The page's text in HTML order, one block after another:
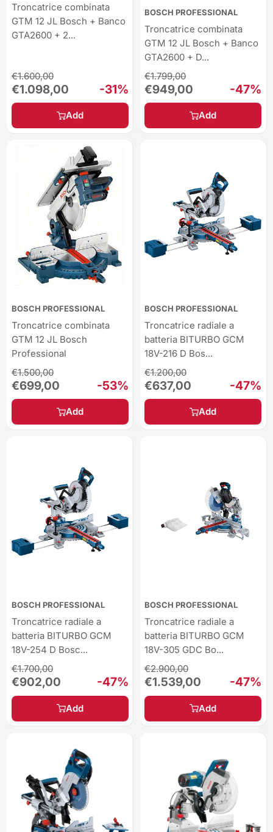
Troncatrice combinata
GTM 12 JL Bosch + Banco
GTA2600 + 2...
Sale
price
€1.098,00
Regular
price
€1.600,00
-31%
Add
BOSCH PROFESSIONAL
Troncatrice combinata
GTM 12 JL Bosch + Banco
GTA2600 + D...
Sale
price
€949,00
Regular
price
€1.799,00
-47%
Add
BOSCH PROFESSIONAL
Troncatrice combinata
GTM 12 JL Bosch
Professional
Sale
price
€699,00
Regular
price
€1.500,00
-53%
Add
BOSCH PROFESSIONAL
Troncatrice radiale a
batteria BITURBO GCM
18V-216 D Bos...
Sale
price
€637,00
Regular
price
€1.200,00
-47%
Add
BOSCH PROFESSIONAL
Troncatrice radiale a
batteria BITURBO GCM
18V-254 D Bosc...
Sale
price
€902,00
Regular
price
€1.700,00
-47%
Add
BOSCH PROFESSIONAL
Troncatrice radiale a
batteria BITURBO GCM
18V-305 GDC Bo...
Sale
price
€1.539,00
Regular
price
€2.900,00
-47%
Add